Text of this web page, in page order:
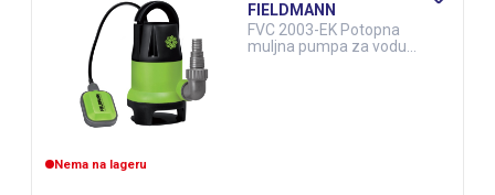
Nema na lageru
FIELDMANN
FVC 2003-EK Potopna
muljna pumpa za vodu